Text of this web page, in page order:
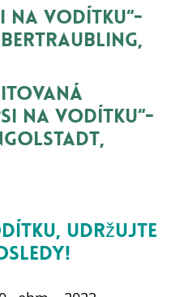
na vodítku“-
na vodítku“-
udržujte